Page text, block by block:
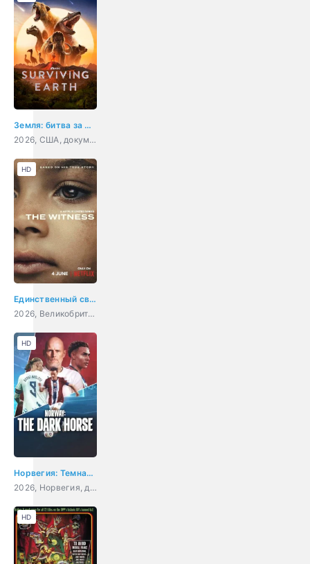
Земля: битва за жизнь
2026, США, документальный
Единственный свидетель
2026, Великобритания, США, драма, криминал
HD
Норвегия: Темная лошадка
2026, Норвегия, документальный, спорт
HD
HD